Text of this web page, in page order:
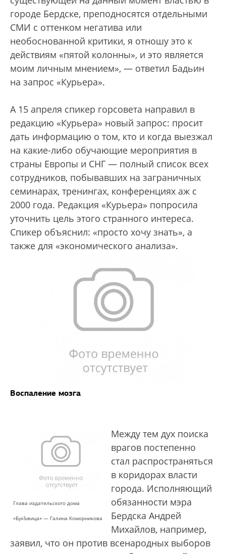
городе Бердске, преподносятся отдельными
СМИ с оттенком негатива или
необоснованной критики, я отношу это к
действиям «пятой колонны», и это является
моим личным мнением», — ответил Бадьин
на запрос «Курьера».
А 15 апреля спикер горсовета направил в
редакцию «Курьера» новый запрос: просит
дать информацию о том, кто и когда выезжал
на какие-либо обучающие мероприятия в
страны Европы и СНГ — полный список всех
сотрудников, побывавших на заграничных
семинарах, тренингах, конференциях аж с
2000 года. Редакция «Курьера» попросила
уточнить цель этого странного интереса.
Спикер объяснил: «просто хочу знать», а
также для «экономического анализа».
Воспаление мозга
Глава издательского дома
«БукЪвица» — Галина Коморникова
Между тем дух поиска
врагов постепенно
стал распространяться
в коридорах власти
города. Исполняющий
обязанности мэра
Бердска Андрей
Михайлов, например,
заявил, что он против всенародных выборов